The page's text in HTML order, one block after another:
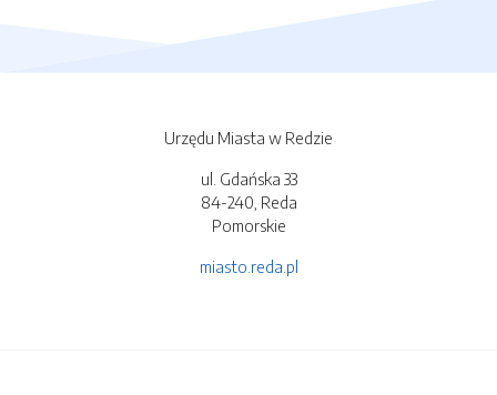
Urzędu Miasta w Redzie
ul. Gdańska 33
84-240, Reda
Pomorskie
miasto.reda.pl